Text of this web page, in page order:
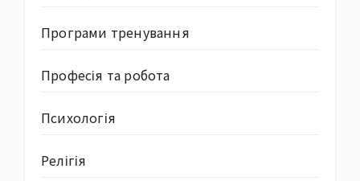
Програми тренування
Професія та робота
Психологія
Релігія